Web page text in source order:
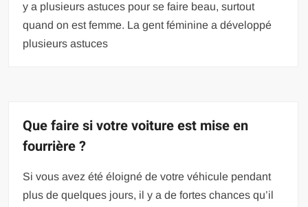
y a plusieurs astuces pour se faire beau, surtout
quand on est femme. La gent féminine a développé
plusieurs astuces
Que faire si votre voiture est mise en
fourrière ?
Si vous avez été éloigné de votre véhicule pendant
plus de quelques jours, il y a de fortes chances qu’il